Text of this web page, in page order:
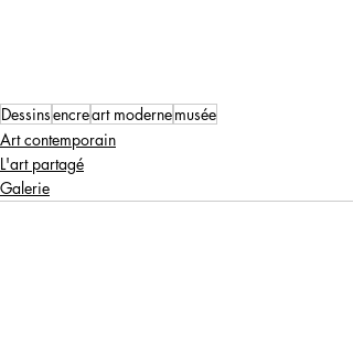
Dessinsencreart modernemusée
Art contemporain
L'art partagé
Galerie